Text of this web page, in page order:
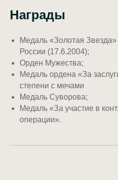
Награды
Медаль «Золотая Звезда»
России (17.6.2004);
Орден Мужества;
Медаль ордена «За
степени с мечами
Медаль Суворова;
Медаль «За участие в
операции».